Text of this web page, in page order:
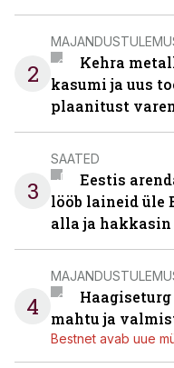
2
Kehra
kasumi ja uus
plaanitust
3
SAATED
Eestis
lööb laineid üle
alla ja hakkasin
4
mahtu ja
Bestnet avab uue